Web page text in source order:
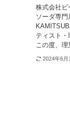
株式会社ビ
ソーダ専門
ティスト・
この度、理
2024年6月